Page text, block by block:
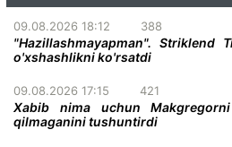
09.08.2026 18:12 388
"Hazillashmayapman". Striklend
o'xshashlikni ko'rsatdi
09.08.2026 17:15 421
Xabib nima uchun
qilmaganini tushuntirdi